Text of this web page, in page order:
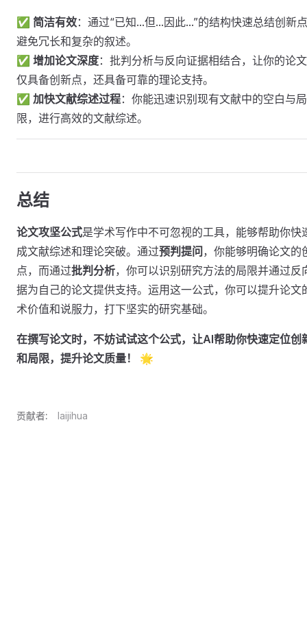
✅ 简洁有效：通过“已知...但...因此...”的结构快速总结创新
避免冗长和复杂的叙述。
✅ 增加论文深度：批判分析与反向证据相结合，让你的论
仅具备创新点，还具备可靠的理论支持。
✅ 加快文献综述过程：你能迅速识别现有文献中的空白与局
限，进行高效的文献综述。
总结
论文攻坚公式是学术写作中不可忽视的工具，能够帮助你快
成文献综述和理论突破。通过预判提问 ，你能够明确论文的
点，而通过批判分析，你可以识别研究方法的局限并通过反
据为自己的论文提供支持。运用这一公式，你可以提升论文
术价值和说服力，打下坚实的研究基础。
在撰写论文时，不妨试试这个公式，让AI帮助你快速定位创
和局限，提升论文质量！
🌟
贡献者: laijihua